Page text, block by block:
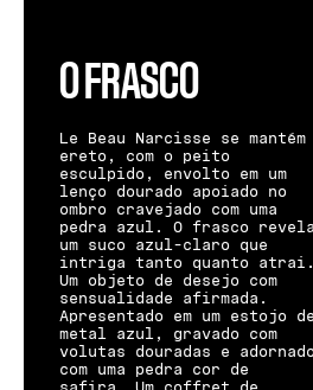
O FRASCO
Le Beau Narcisse se mantém
ereto, com o peito
esculpido, envolto em um
lenço dourado apoiado no
ombro cravejado com uma
pedra azul. O frasco
um suco azul-claro que
intriga tanto quanto
Um objeto de desejo com
sensualidade afirmada.
Apresentado em um estojo
metal azul, gravado com
volutas douradas e
com uma pedra cor de